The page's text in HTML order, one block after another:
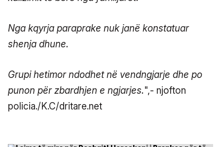
Nga kqyrja paraprake nuk janë konstatuar
shenja dhune.
Grupi hetimor ndodhet në vendngjarje dhe po
punon për zbardhjen e ngjarjes.",- njofton
policia./K.C/dritare.net